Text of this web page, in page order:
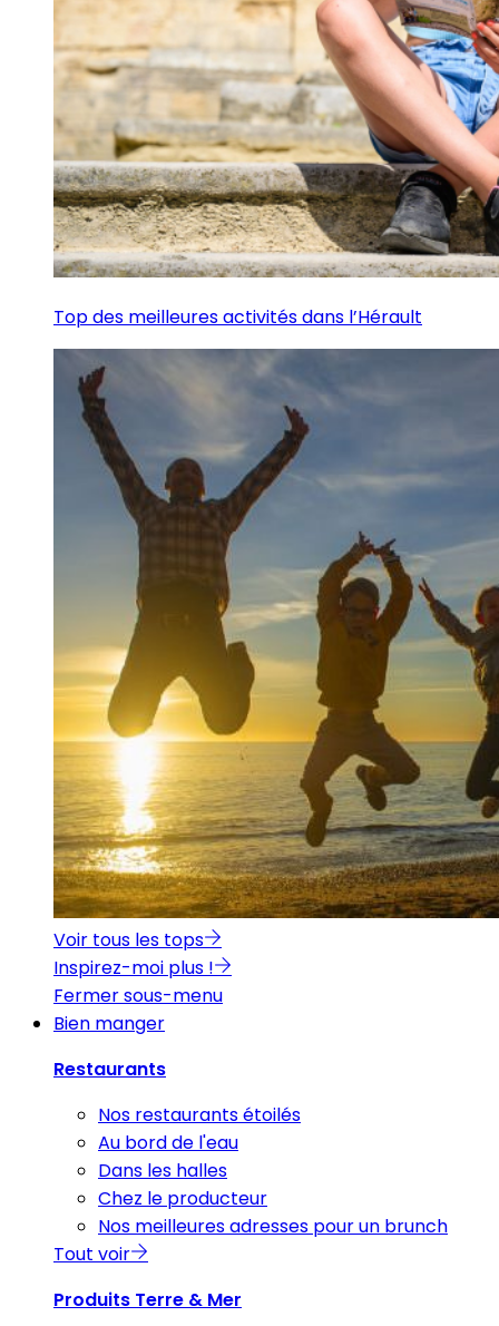
Top des meilleures activités dans l’Hérault
Voir tous les tops
Inspirez-moi plus !
Fermer sous-menu
Bien manger
Restaurants
Nos restaurants étoilés
Au bord de l'eau
Dans les halles
Chez le producteur
Nos meilleures adresses pour un brunch
Tout voir
Produits Terre & Mer